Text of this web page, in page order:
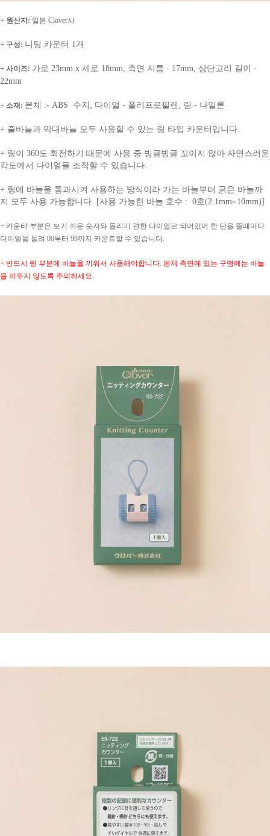
+ 원산지: 일본 Clover사
+ 구성: 니팅 카운터 1개
+ 사이즈: 가로 23mm x 세로 18mm, 측면 지름 - 17mm, 상단고리 길이 -
22mm
+ 소재: 본체 :- ABS 수지, 다이얼 - 폴리프로필렌, 링 - 나일론
+ 줄바늘과 막대바늘 모두 사용할 수 있는 링 타입 카운터입니다.
+ 링이 360도 회전하기 때문에 사용 중 빙글빙글 꼬이지 않아 자연스러운
각도에서 다이얼을 조작할 수 있습니다.
+ 링에 바늘을 통과시켜 사용하는 방식이라 가는 바늘부터 굵은 바늘까
지 모두 사용 가능합니다. [사용 가능한 바늘 호수 : 0호(2.1mm~10mm)]
+ 카운터 부분은 보기 쉬운 숫자와 돌리기 편한 다이얼로 되어있어 한 단을 뜰때마다
다이얼을 돌려 00부터 99까지 카운트할 수 있습니다.
+ 반드시 링 부분에 바늘을 끼워서 사용해야합니다. 본체 측면에 있는 구멍에는 바늘
을 끼우지 않도록 주의하세요.